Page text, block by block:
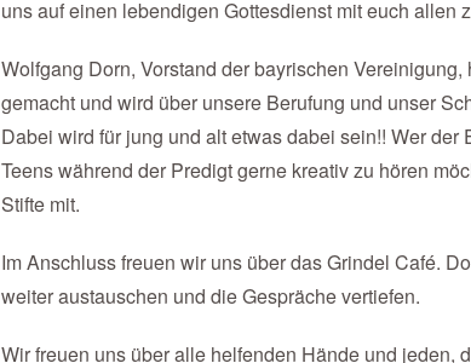
uns auf einen lebendigen Gottesdienst mit euch allen
Wolfgang Dorn, Vorstand der bayrischen Vereinigung,
gemacht und wird über unsere Berufung und unser
Dabei wird für jung und alt etwas dabei sein!! Wer der
Teens während der Predigt gerne kreativ zu hören
Stifte mit.
Im Anschluss freuen wir uns über das Grindel Café.
weiter austauschen und die Gespräche vertiefen.
Wir freuen uns über alle helfenden Hände und jeden,